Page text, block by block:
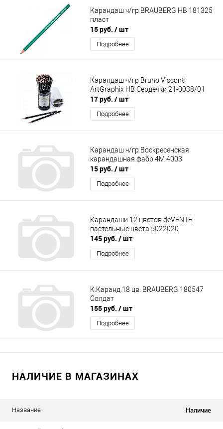
Карандаш ч/гр BRAUBERG НВ 181325
пласт
15 руб. / шт
Подробнее
Карандаш ч/гр Bruno Visconti
ArtGraphix НВ Сердечки 21-0038/01
17 руб. / шт
Подробнее
Карандаш ч/гр Воскресенская
карандашная фабр 4М 4003
15 руб. / шт
Подробнее
Карандаши 12 цветов deVENTE
пастельные цвета 5022020
145 руб. / шт
Подробнее
К.Каранд.18 цв. BRAUBERG 180547
Солдат
155 руб. / шт
Подробнее
НАЛИЧИЕ В МАГАЗИНАХ
Название Наличие